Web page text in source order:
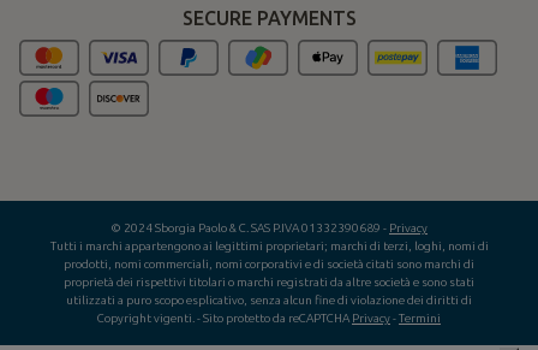
SECURE PAYMENTS
© 2024 Sborgia Paolo & C. SAS P.IVA 01332390689 - Privacy
Tutti i marchi appartengono ai legittimi proprietari; marchi di terzi, loghi, nomi di
prodotti, nomi commerciali, nomi corporativi e di società citati sono marchi di
proprietà dei rispettivi titolari o marchi registrati da altre società e sono stati
utilizzati a puro scopo esplicativo, senza alcun fine di violazione dei diritti di
Copyright vigenti. - Sito protetto da reCAPTCHA Privacy-Termini